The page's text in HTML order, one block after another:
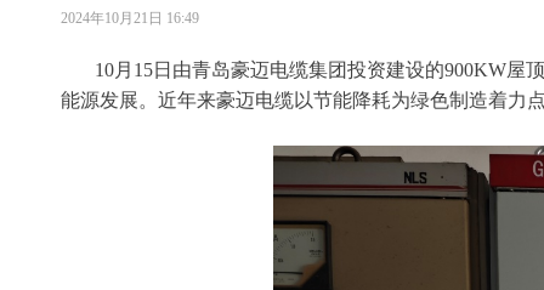
10月15日由青岛豪迈电缆集团投资建设的900KW屋
能源发展。近年来豪迈电缆以节能降耗为绿色制造着力
2024年10月21日 16:49